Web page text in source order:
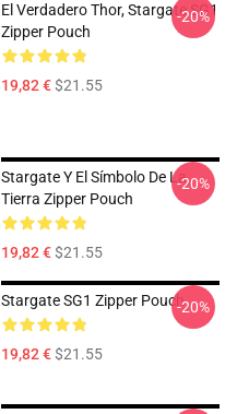
El Verdadero Thor, Stargate SG1
Zipper Pouch
19,82 €$21.55
-20%
Stargate Y El Símbolo De La
Tierra Zipper Pouch
19,82 €$21.55
-20%
Stargate SG1 Zipper Pouch
19,82 €$21.55
-20%